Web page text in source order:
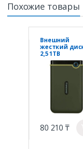
Похожие товары
Внешний
жесткий
2,5 1TB
Transcend
TS1TSJ25M3G
80 210 ₸